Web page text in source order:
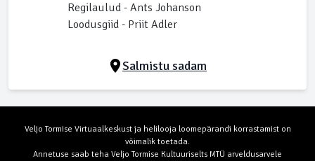
Regilaulud - Ants Johanson
Loodusgiid - Priit Adler
Salmistu sadam
Veljo Tormise Virtuaalkeskust ja helilooja loomepärandi korrastamist on
võimalik toetada.
Annetuse saab teha Veljo Tormise Kultuuriselts MTÜ arveldusarvele